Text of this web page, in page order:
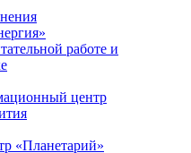
работе и
центр
«Планетарий»